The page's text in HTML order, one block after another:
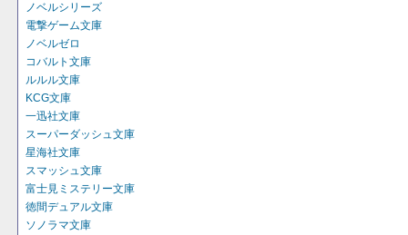
ノベルシリーズ
電撃ゲーム文庫
ノベルゼロ
コバルト文庫
ルルル文庫
KCG文庫
一迅社文庫
スーパーダッシュ文庫
星海社文庫
スマッシュ文庫
富士見ミステリー文庫
徳間デュアル文庫
ソノラマ文庫